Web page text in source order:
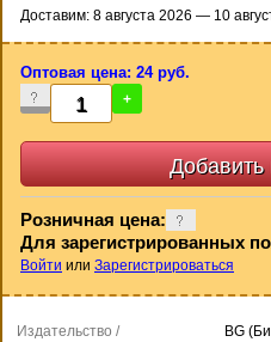
Доставим: 8 августа 2026 — 10
Оптовая цена: 24 руб.
- +
Розничная цена:
Для зарегистрированных
Войти или Зарегистрироваться
Издательство /
BG